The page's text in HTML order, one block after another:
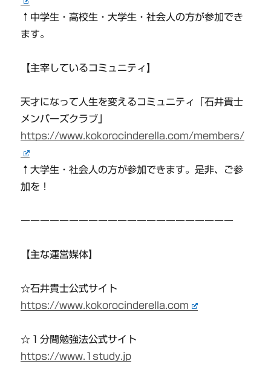
↑中学生・高校生・大学生・社会人の方が参加でき
ます。
【主宰しているコミュニティ】
天才になって人生を変えるコミュニティ「石井貴士
メンバーズクラブ」
https://www.kokorocinderella.com/members/
↑大学生・社会人の方が参加できます。是非、ご参
加を！
ーーーーーーーーーーーーーーーーーーーーーー
【主な運営媒体】
☆石井貴士公式サイト
https://www.kokorocinderella.com
☆１分間勉強法公式サイト
https://www.1study.jp